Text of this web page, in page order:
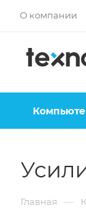
О компании
Главная —